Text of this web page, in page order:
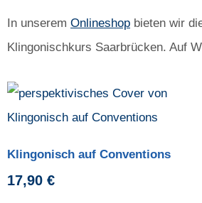
In unserem Onlineshop bieten wir
Klingonischkurs Saarbrücken. Auf
Klingonisch auf Conventions
17,90 €